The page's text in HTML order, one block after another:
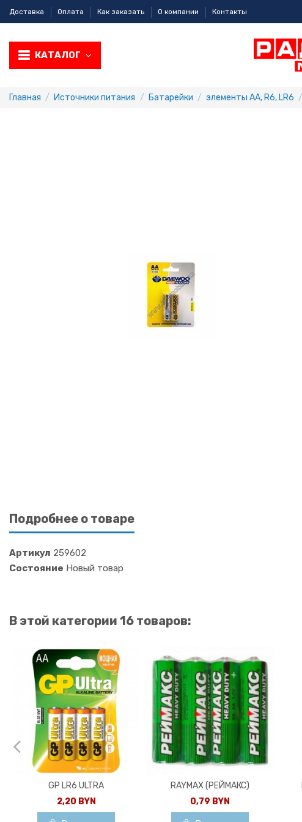
Доставка Оплата Как заказать О компании Контакты
КАТАЛОГ
Главная Источники питания Батарейки элементы AA, R6, LR6
Подробнее о товаре
Артикул 259602
Состояние Новый товар
В этой категории 16 товаров:
GP LR6 ULTRA
2,20 BYN
RAYMAX (РЕЙМАКС)
0,79 BYN